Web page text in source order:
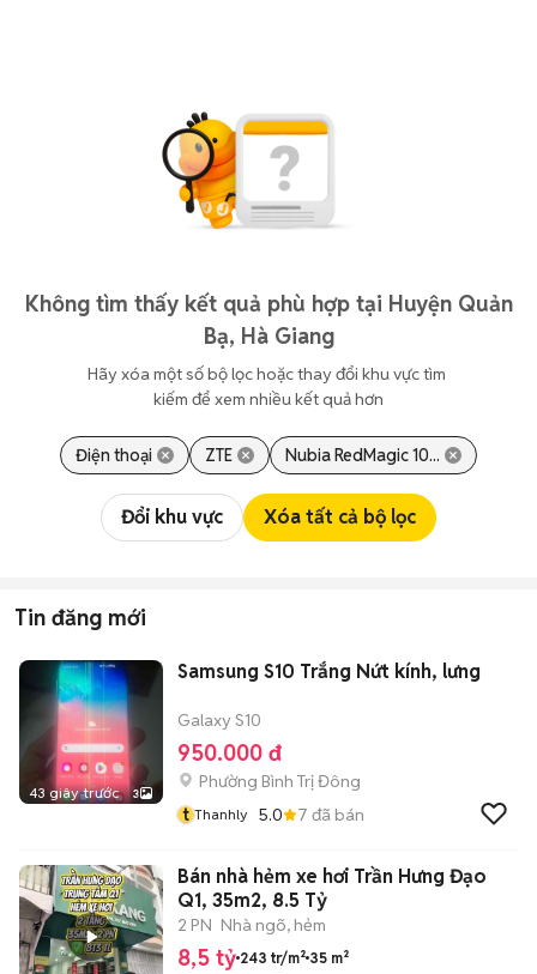
Không tìm thấy kết quả phù hợp tại Huyện Quản
Bạ, Hà Giang
Hãy xóa một số bộ lọc hoặc thay đổi khu vực tìm
kiếm để xem nhiều kết quả hơn
Điện thoại ZTE Nubia RedMagic 10...
Đổi khu vực Xóa tất cả bộ lọc
Tin đăng mới
43 giây trước 3
Samsung S10 Trắng Nứt kính, lưng
Galaxy S10
950.000 đ
Phường Bình Trị Đông
t Thanhly 5.0 7 đã bán
Bán nhà hẻm xe hơi Trần Hưng Đạo
Q1, 35m2, 8.5 Tỷ
2 PN Nhà ngõ, hẻm
8,5 tỷ 243 tr/m² 35 m²